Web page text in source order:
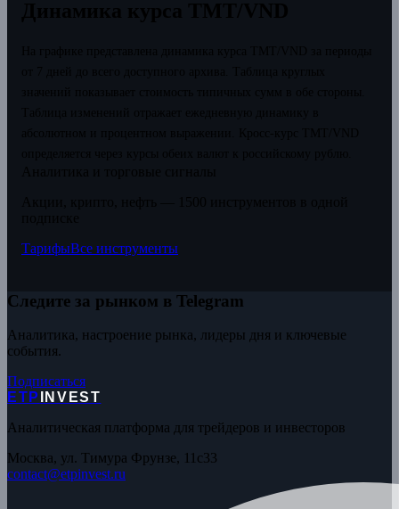
ТарифыВсе инструменты
Следите за рынком в Telegram
Аналитика, настроение рынка, лидеры дня и ключевые
события.
Подписаться
ETP
INVEST
Аналитическая платформа для трейдеров и инвесторов
Москва, ул. Тимура Фрунзе, 11с33
contact@etpinvest.ru